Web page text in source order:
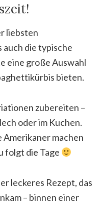
liebsten
die typische
eine große Auswahl
bieten.
zubereiten –
oder im Kuchen.
Amerikaner machen
folgt die Tage
leckeres Rezept, das
– binnen einer